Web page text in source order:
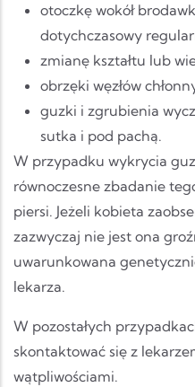
otoczkę wokół
dotychczasowy
zmianę kształtu lub
obrzęki węzłów
guzki i zgrubienia
sutka i pod pachą.
W przypadku wykrycia
równoczesne zbadanie
piersi. Jeżeli kobieta
zazwyczaj nie jest ona
uwarunkowana
lekarza.
W pozostałych
skontaktować się z
wątpliwościami.